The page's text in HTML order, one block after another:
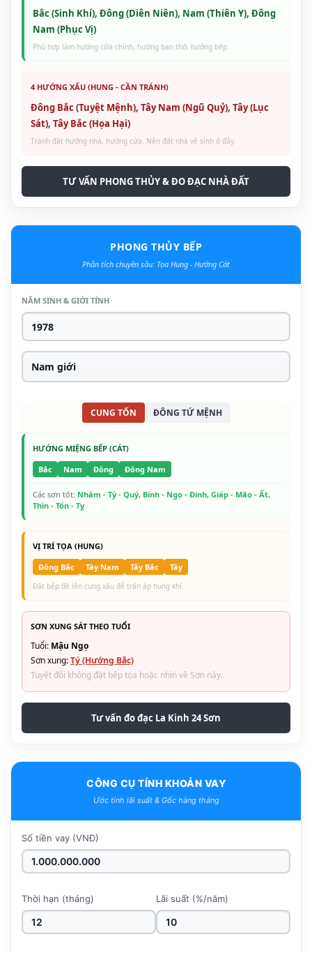
Bắc (Sinh Khí), Đông (Diên Niên), Nam (Thiên Y), Đông
Nam (Phục Vị)
Phù hợp làm hướng cửa chính, hướng ban thờ, hướng bếp.
4 HƯỚNG XẤU (HUNG - CẦN TRÁNH)
Đông Bắc (Tuyệt Mệnh), Tây Nam (Ngũ Quỷ), Tây (Lục
Sát), Tây Bắc (Họa Hại)
Tránh đặt hướng nhà, hướng cửa. Nên đặt nhà vệ sinh ở đây.
TƯ VẤN PHONG THỦY & ĐO ĐẠC NHÀ ĐẤT
PHONG THỦY BẾP
Phân tích chuyên sâu: Tọa Hung - Hướng Cát
NĂM SINH & GIỚI TÍNH
CUNG TỐN ĐÔNG TỨ MỆNH
HƯỚNG MIỆNG BẾP (CÁT)
Bắc
Nam Đông Đông Nam
Các sơn tốt: Nhâm - Tý - Quý, Bính - Ngọ - Đinh, Giáp - Mão - Ất,
Thìn - Tốn - Tỵ
VỊ TRÍ TỌA (HUNG)
Đông Bắc
Tây Nam Tây Bắc Tây
Đặt bếp đè lên cung xấu để trấn áp hung khí.
SƠN XUNG SÁT THEO TUỔI
Tuổi: Mậu Ngọ
Sơn xung:Tý (Hướng Bắc)
Tuyệt đối không đặt bếp tọa hoặc nhìn về Sơn này.
Tư vấn đo đạc La Kinh 24 Sơn
CÔNG CỤ TÍNH KHOẢN VAY
Ước tính lãi suất & Gốc hàng tháng
Số tiền vay (VNĐ)
Thời hạn (tháng) Lãi suất (%/năm)